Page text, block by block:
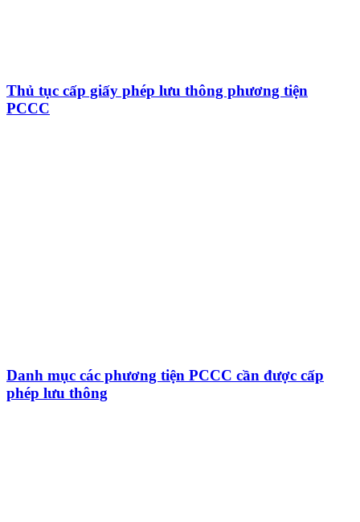
Thủ tục cấp giấy phép lưu thông phương tiện
PCCC
Danh mục các phương tiện PCCC cần được cấp
phép lưu thông